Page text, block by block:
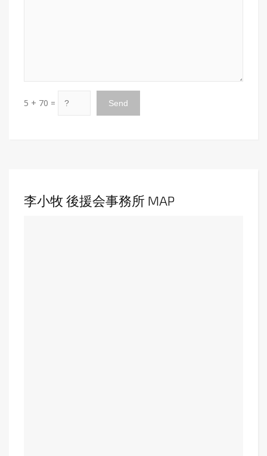
5 + 70 =
李小牧 後援会事務所 MAP